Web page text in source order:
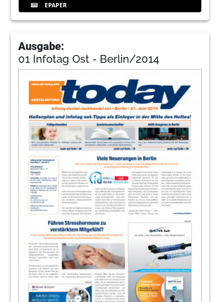
EPAPER
Ausgabe:
01 Infotag Ost - Berlin/2014